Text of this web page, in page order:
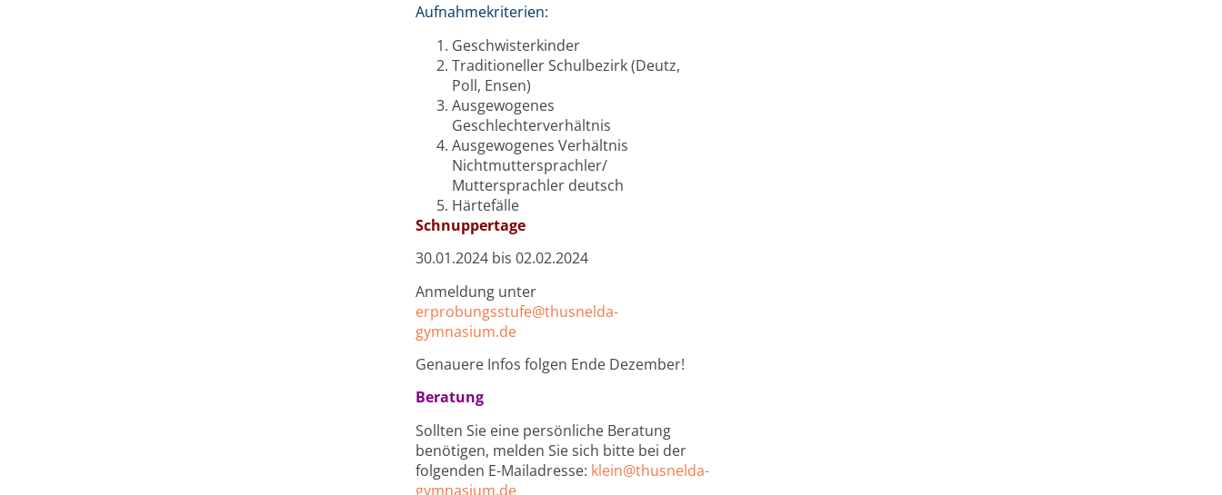
Aufnahmekriterien:
Geschwisterkinder
Traditioneller Schulbezirk (Deutz,
Poll, Ensen)
Ausgewogenes
Geschlechterverhältnis
Ausgewogenes Verhältnis
Nichtmuttersprachler/
Muttersprachler deutsch
Härtefälle
Schnuppertage
30.01.2024 bis 02.02.2024
Anmeldung unter
erprobungsstufe@thusnelda-
gymnasium.de
Genauere Infos folgen Ende Dezember!
Beratung
Sollten Sie eine persönliche Beratung
benötigen, melden Sie sich bitte bei der
folgenden E-Mailadresse: klein@thusnelda-
gymnasium.de